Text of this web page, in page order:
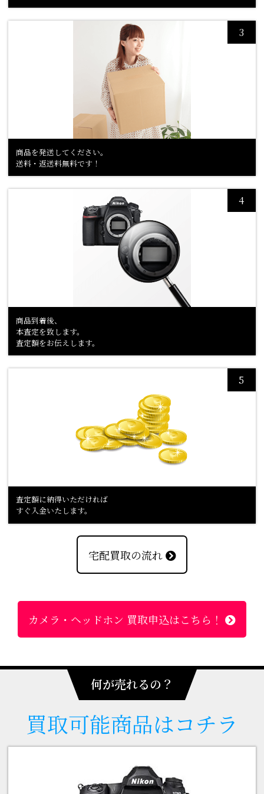
商品を発送してください。
送料・返送料無料です！
商品到着後、
本査定を致します。
査定額をお伝えします。
査定額に納得いただければ
すぐ入金いたします。
宅配買取の流れ
カメラ・ヘッドホン 買取申込はこちら！
何が売れるの？
買取可能商品はコチラ